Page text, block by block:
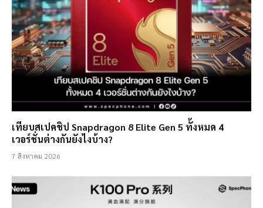
เทียบสเปคชิป Snapdragon 8 Elite Gen 5 ทั้งหมด 4
เวอร์ชั่นต่างกันยังไงบ้าง?
7 สิงหาคม 2026